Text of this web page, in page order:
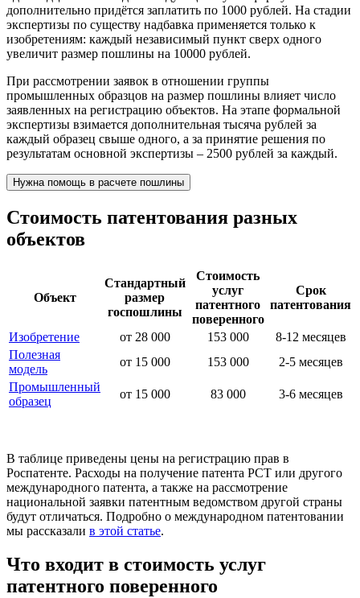
дополнительно придётся заплатить по 1000 рублей. На стадии
экспертизы по существу надбавка применяется только к
изобретениям: каждый независимый пункт сверх одного
увеличит размер пошлины на 10000 рублей.
При рассмотрении заявок в отношении группы
промышленных образцов на размер пошлины влияет число
заявленных на регистрацию объектов. На этапе формальной
экспертизы взимается дополнительная тысяча рублей за
каждый образец свыше одного, а за принятие решения по
результатам основной экспертизы – 2500 рублей за каждый.
Нужна помощь в расчете пошлины
Стоимость патентования разных
объектов
Объект
Стандартный
размер
госпошлины
Стоимость
услуг
патентного
поверенного
Срок
патентования
Изобретение от 28 000 153 000
8-12 месяцев
Полезная
модель
от 15 000 153 000
2-5 месяцев
Промышленный
образец
от 15 000 83 000 3-6 месяцев
В таблице приведены цены на регистрацию прав в
Роспатенте. Расходы на получение патента PCT или другого
международного патента, а также на рассмотрение
национальной заявки патентным ведомством другой страны
будут отличаться. Подробно о международном патентовании
мы рассказали в этой статье.
Что входит в стоимость услуг
патентного поверенного